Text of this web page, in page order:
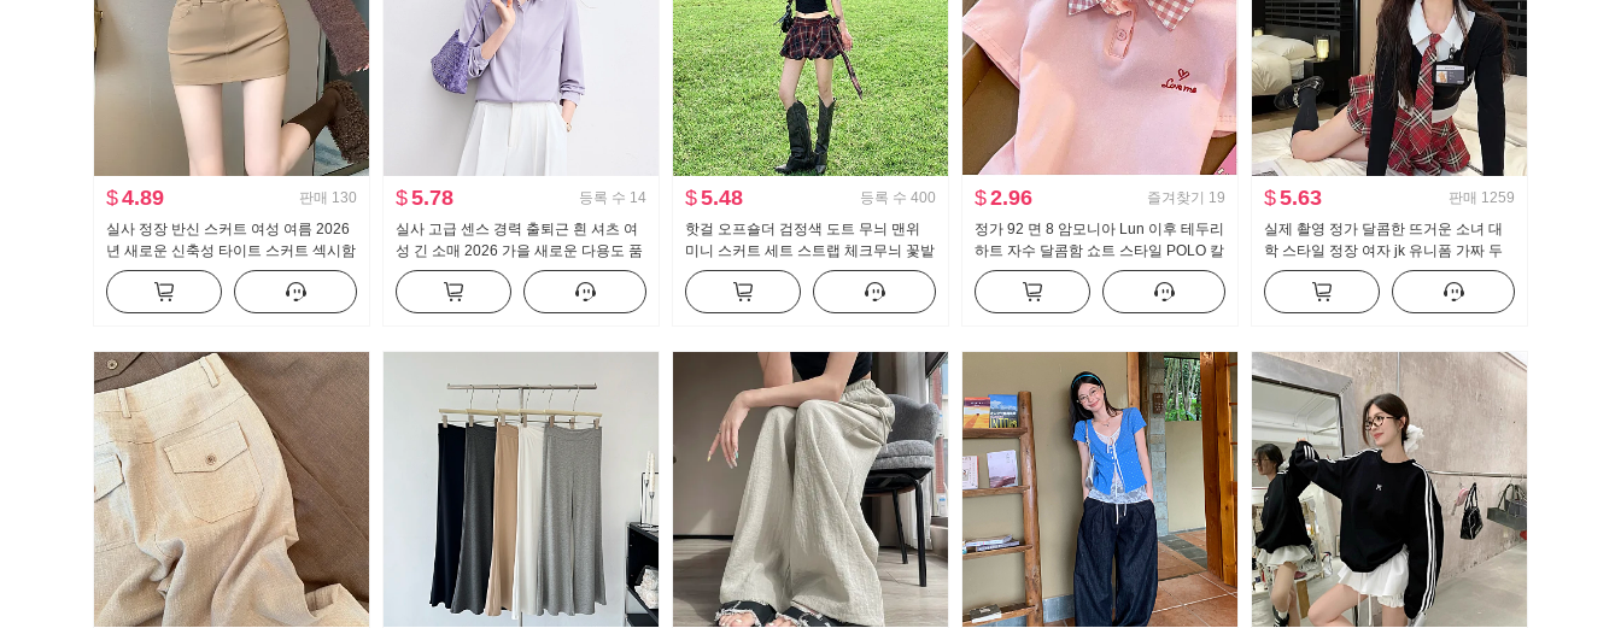
$4.89 판매 130
실사 정장 반신 스커트 여성 여름 2026
년 새로운 신축성 타이트 스커트 섹시함
핫걸 하이웨이스트 한 마디 미니 스커트
$5.78 등록 수 14
실사 고급 센스 경력 출퇴근 흰 셔츠 여
성 긴 소매 2026 가을 새로운 다용도 품
격 경력 셔츠
$5.48 등록 수 400
핫걸 오프숄더 검정색 도트 무늬 맨위
미니 스커트 세트 스트랩 체크무늬 꽃밭
반신 스커트 레트로 체크 스커트
$2.96 즐겨찾기 19
정가 92 면 8 암모니아 Lun 이후 테두리
하트 자수 달콤함 쇼트 스타일 POLO 칼
라 티셔츠 몸매 가꾸기 작은 키 트렌디
$5.63 판매 1259
실제 촬영 정가 달콤한 뜨거운 소녀 대
학 스타일 정장 여자 jk 유니폼 가짜 두
조각 순수한 욕망 맨위 하프 바디 퀼로
트 2 피스 세트